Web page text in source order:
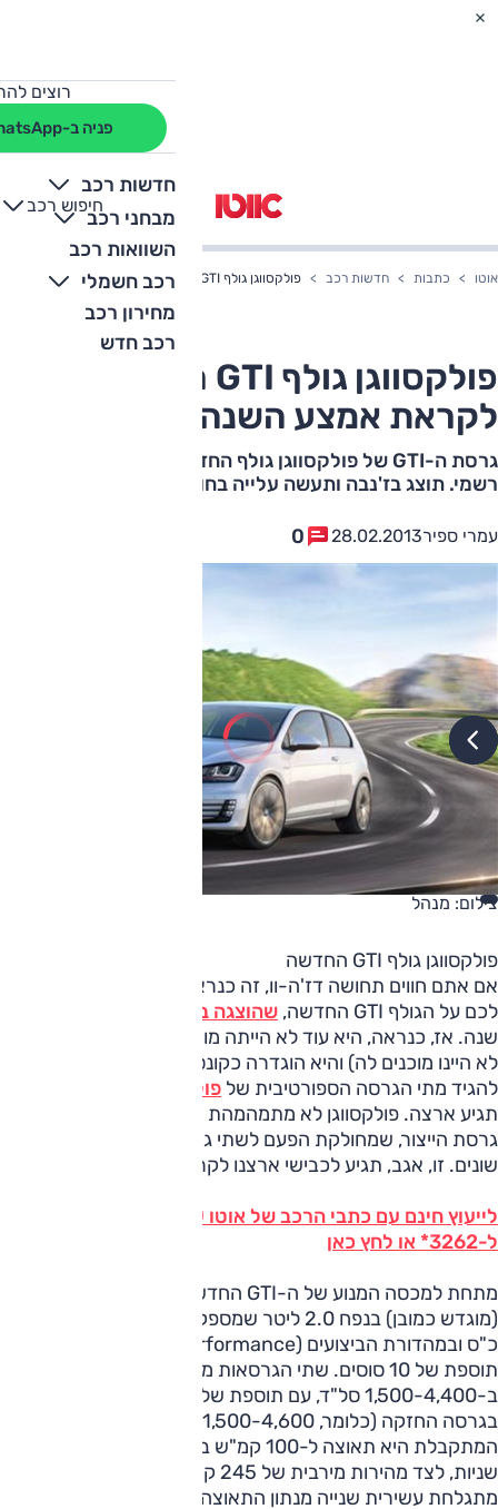
רוצים
פניה ב-WhatsApp
חדשות רכב
מבחני רכב
השוואות רכב
רכב חשמלי
מחירון רכב
רכב חדש
חיפוש רכב
+
-
אוטו כתבות חדשות רכב פולקסווגן גולף GTI חוזרת, אצלנו לקראת אמצע השנה
פולקסווגן גולף GTI חוזרת, אצלנו
לקראת אמצע השנה
גרסת ה-GTI של פולקסווגן גולף החדשה נכנסת לייצור באופן
רשמי. תוצג בז'נבה ותעשה עלייה בחודשים הקרובים
עמרי ספיר28.02.2013
0
צילום: מנהל
פולקסווגן גולף GTI החדשה
אם אתם חווים תחושה דז'ה-וו, זה כנראה בגלל שכבר סיפרנו
לכם על הגולף GTI החדשה,
שהוצגה בתערוכת פריז
שנה. אז, כנראה, היא עוד לא הייתה מוכנה בשבילנו (או שאנחנו
לא היינו מוכנים לה) והיא הוגדרה כקונספט – אפילו שכבר ידענו
להגיד מתי הגרסה הספורטיבית של פולקסווגן גולף
תגיע ארצה. פולקסווגן לא מתמהמהת יותר מדי ומציגה כעת את
גרסת הייצור, שמחולקת הפעם לשתי גרסאות בעלות הספקים
שונים. זו, אגב, תגיע לכבישי ארצנו לקראת אמצע השנה.
לייעוץ חינם עם כתבי הרכב של אוטו על פולקסווגן גולף חייג
ל-3262* או לחץ כאן
שניות, לצד מהירות מירבית של 245 קמ"ש. במהדורת הביצועים